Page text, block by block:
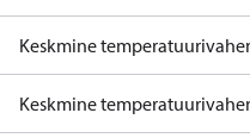
Keskmine
Keskmine